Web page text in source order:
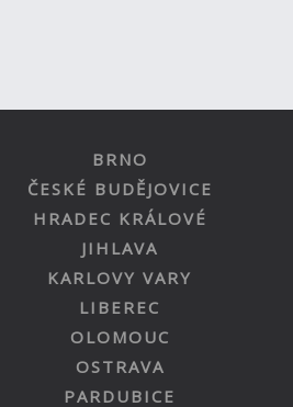
BRNO
ČESKÉ BUDĚJOVICE
HRADEC KRÁLOVÉ
JIHLAVA
KARLOVY VARY
LIBEREC
OLOMOUC
OSTRAVA
PARDUBICE